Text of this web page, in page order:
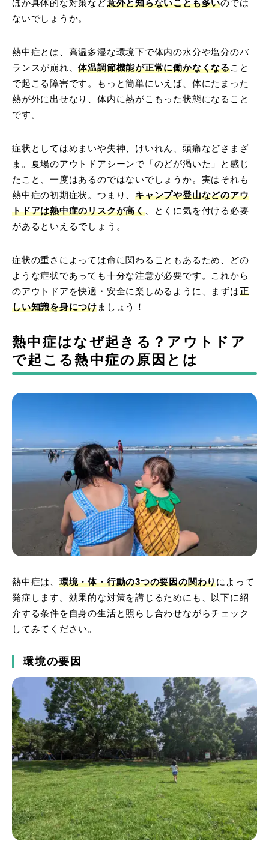
ほか具体的な対策など意外と知らないことも多いのでは
ないでしょうか。
熱中症とは、高温多湿な環境下で体内の水分や塩分のバ
ランスが崩れ、体温調節機能が正常に働かなくなること
で起こる障害です。もっと簡単にいえば、体にたまった
熱が外に出せなり、体内に熱がこもった状態になること
です。
症状としてはめまいや失神、けいれん、頭痛などさまざ
ま。夏場のアウトドアシーンで「のどが渇いた」と感じ
たこと、一度はあるのではないでしょうか。実はそれも
熱中症の初期症状。つまり、キャンプや登山などのアウ
トドアは熱中症のリスクが高く、とくに気を付ける必要
があるといえるでしょう。
症状の重さによっては命に関わることもあるため、どの
ような症状であっても十分な注意が必要です。これから
のアウトドアを快適・安全に楽しめるように、まずは正
しい知識を身につけましょう！
熱中症はなぜ起きる？アウトドア
で起こる熱中症の原因とは
熱中症は、 環境・体・行動の3つの要因の関わりによって
発症します。効果的な対策を講じるためにも、以下に紹
介する条件を自身の生活と照らし合わせながらチェック
してみてください。
環境の要因